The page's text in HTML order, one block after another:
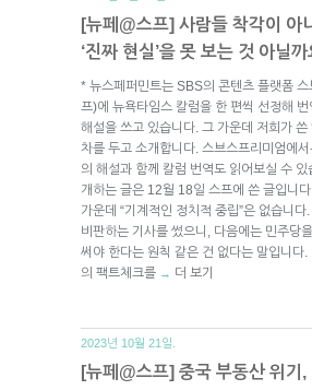
[뉴페@스프] 사람들 착각이 아
‘진짜 현실’을 못 보는 것 아닐까
* 뉴스페퍼민트는 SBS의 콘텐츠 플랫폼
프)에 뉴욕타임스 칼럼을 한 편씩 선정해
해설을 쓰고 있습니다. 그 가운데 저희가 쓴
차를 두고 소개합니다. 스브스프리미엄에
의 해설과 함께 칼럼 번역도 읽어보실 수
개하는 글은 12월 18일 스프에 쓴 글입니
가운데 “기계적인 정치적 중립”은 없습니
비판하는 기사를 썼으니, 다음에는 민주당
써야 한다는 원칙 같은 건 없다는 말입니다.
의 팩트체크를 → 더 보기
2023년 10월 21일.
[뉴페@스프] 중국 부동산 위기,